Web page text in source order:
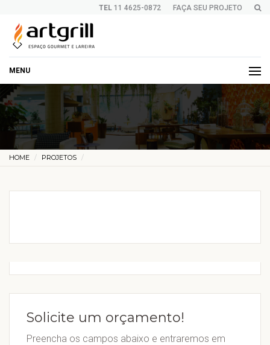
TEL 11 4625-0872 FAÇA SEU PROJETO
MENU
HOME PROJETOS
Solicite um orçamento!
Preencha os campos abaixo e entraremos em